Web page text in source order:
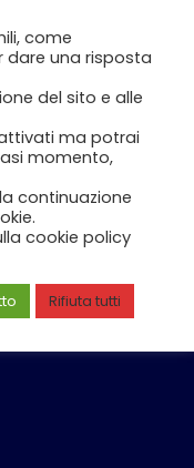
come
dare una risposta
del sito e alle
ma potrai
momento,
continuazione
cookie policy
Rifiuta tutti